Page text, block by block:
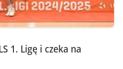
1. Ligę i czeka na